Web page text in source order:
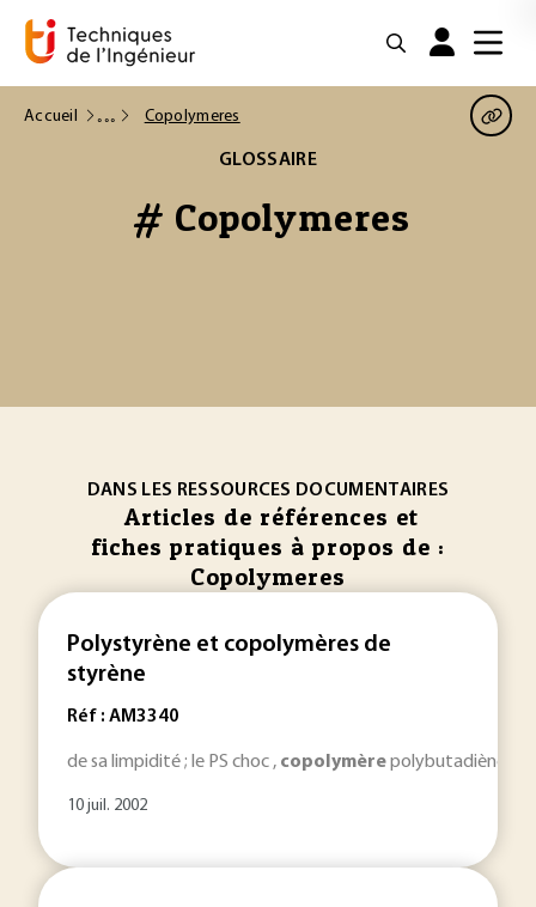
Accueil Copolymeres
GLOSSAIRE
# Copolymeres
DANS LES RESSOURCES DOCUMENTAIRES
Articles de références et
fiches pratiques à propos de :
Copolymeres
Polystyrène et copolymères de
styrène
Réf : AM3340
de sa limpidité ; le PS choc , copolymèrepolybutadiène/
10 juil. 2002